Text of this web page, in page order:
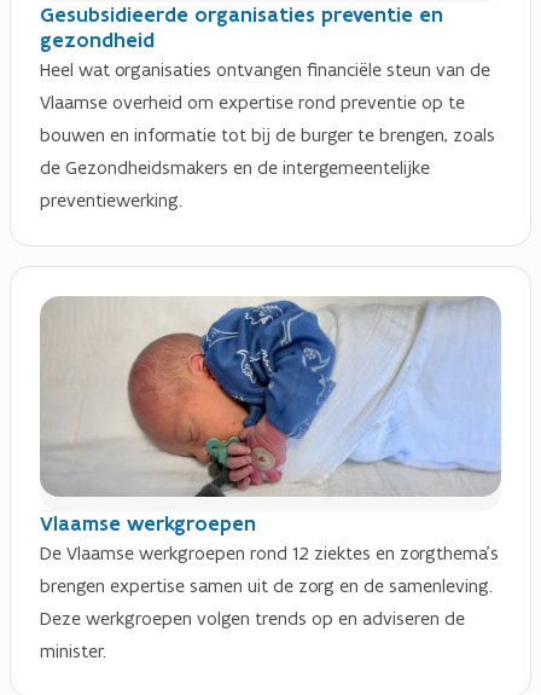
Gesubsidieerde organisaties preventie en
gezondheid
Heel wat organisaties ontvangen financiële steun van de
Vlaamse overheid om expertise rond preventie op te
bouwen en informatie tot bij de burger te brengen, zoals
de Gezondheidsmakers en de intergemeentelijke
preventiewerking.
Vlaamse werkgroepen
De Vlaamse werkgroepen rond 12 ziektes en zorgthema's
brengen expertise samen uit de zorg en de samenleving.
Deze werkgroepen volgen trends op en adviseren de
minister.